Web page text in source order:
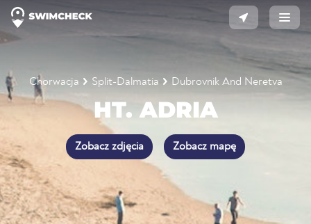
Chorwacja Split-Dalmatia Dubrovnik And Neretva
HT. ADRIA
Zobacz zdjęcia Zobacz mapę